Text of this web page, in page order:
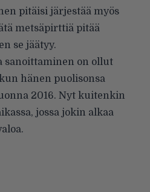
pitäisi järjestää myös
metsäpirttiä pitää
se jäätyy.
sanoittaminen on ollut
hänen puolisonsa
2016. Nyt kuitenkin
jossa jokin alkaa